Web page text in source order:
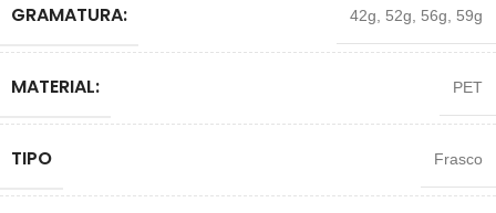
GRAMATURA: 42g 52g 56g 59g
MATERIAL: PET
TIPO Frasco